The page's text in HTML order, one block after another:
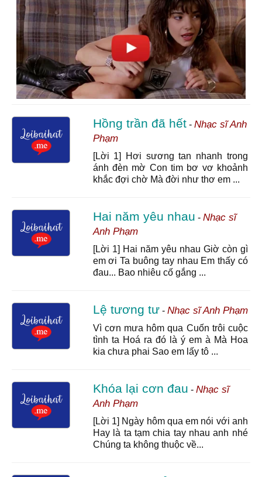
Hồng trần đã hết- Nhạc sĩ Anh
Phạm
[Lời 1] Hơi sương tan nhanh trong
ánh đèn mờ Con tim bơ vơ khoảnh
khắc đợi chờ Mà đời như thơ em ...
Hai năm yêu nhau - Nhạc sĩ
Anh Phạm
[Lời 1] Hai năm yêu nhau Giờ còn gì
em ơi Ta buông tay nhau Em thấy có
đau... Bao nhiêu cố gắng ...
Lệ tương tư- Nhạc sĩ Anh Phạm
Vì cơn mưa hôm qua Cuốn trôi cuộc
tình ta Hoá ra đó là ý em à Mà Hoa
kia chưa phai Sao em lấy tô ...
Khóa lại cơn đau - Nhạc sĩ
Anh Phạm
[Lời 1] Ngày hôm qua em nói với anh
Hay là ta tạm chia tay nhau anh nhé
Chúng ta không thuộc về...